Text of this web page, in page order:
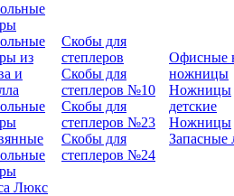
из
и
Люкс
Скобы для
степлеров
Скобы для
степлеров №10
Скобы для
степлеров №23
Скобы для
степлеров №24
Офисные
ножницы
Ножницы
детские
Ножницы
Запасные